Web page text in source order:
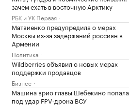
зачем ехать в восточную Арктику
РБК и УК Первая
Матвиенко предупредила о мерах
Москвы из-за задержаний россиян в
Армении
Политика
Wildberries объявил о новых мерах
поддержки продавцов
Бизнес
Машина врио главы Шебекино попала
под удар FPV‑дрона ВСУ